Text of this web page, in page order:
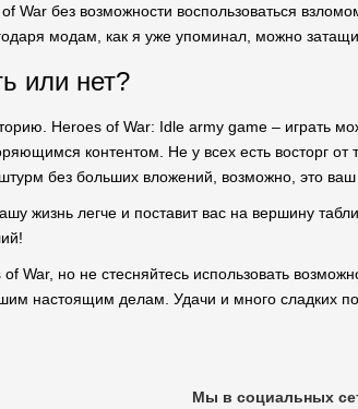
War без возможности воспользоваться
модам, как я уже упоминал, можно
или нет?
Heroes of War: Idle army game –
контентом. Не у всех есть восторг
без больших вложений, возможно, это
жизнь легче и поставит вас на вершину
War, но не стесняйтесь использовать
настоящим делам. Удачи и много сладких
Мы в социальных